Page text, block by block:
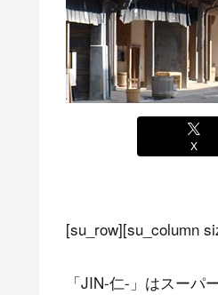
X
[su_row][su_column
「JIN-仁-」はスーパ